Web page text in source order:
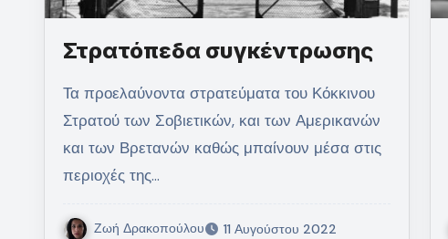
Στρατόπεδα συγκέντρωσης
Τα προελαύνοντα στρατεύματα του Κόκκινου
Στρατού των Σοβιετικών, και των Αμερικανών
και των Βρετανών καθώς μπαίνουν μέσα στις
περιοχές της…
Ζωή Δρακοπούλου 11 Αυγούστου 2022